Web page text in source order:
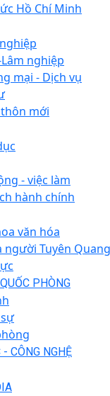
Hồ Chí Minh
nghiệp
mại - Dịch vụ
mới
- việc làm
hành chính
văn hóa
người Tuyên Quang
PHÒNG
CÔNG NGHỆ